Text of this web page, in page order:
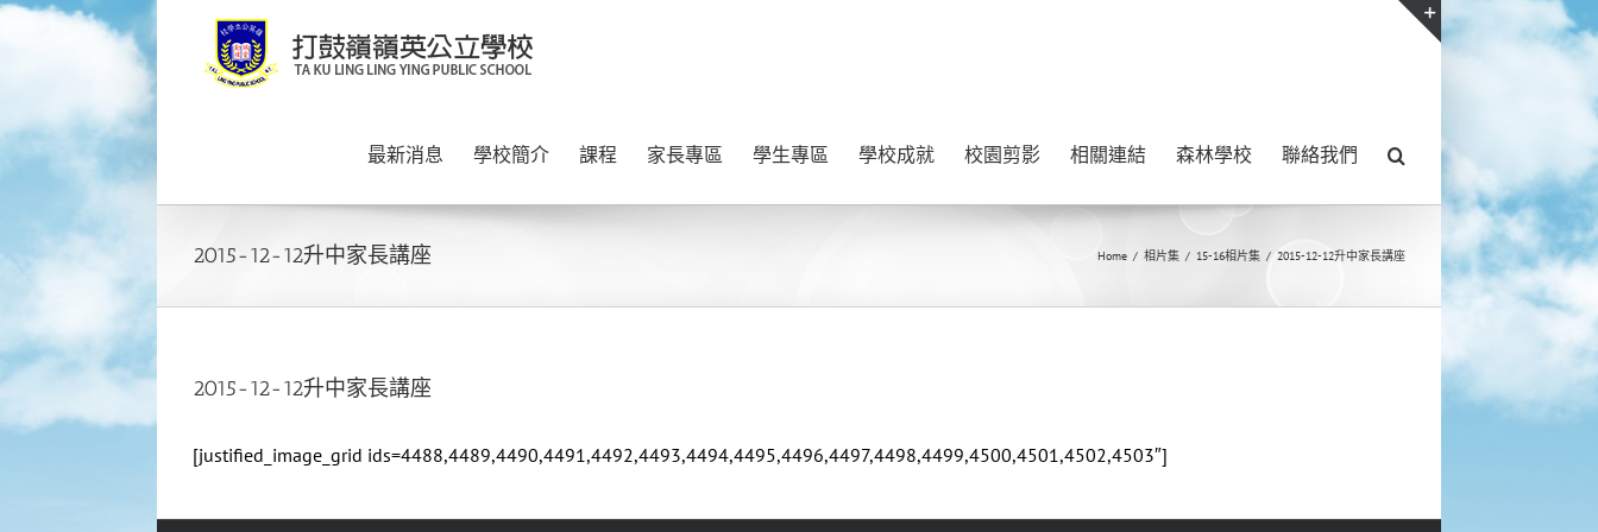
Skip
最新消息 學校簡介 課程 家長專區 學生專區 學校成就 校園剪影 相關連結 森林學校 聯絡我們
2015-12-12升中家長講座 Home / 相片集 / 15-16相片集 / 2015-12-12升中家長講座
2015-12-12升中家長講座
[justified_image_grid ids=4488,4489,4490,4491,4492,4493,4494,4495,4496,4497,4498,4499,4500,4501,4502,4503″]
Toggle
Area